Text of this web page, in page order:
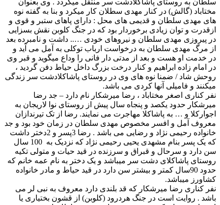
سلطان به روستای پاشاکلادشت سر منتقل میگردد . وی بعنوان
مختاباد (گالش) در کنار مهدی سطلان کار میکرد و بنا به گفته نوه
های مهدی سلطان و قدیمی های محل : دارای پاهای ستبر و قوی و
ازقدرت و توان زیادی برخوردار بود که در جنگ کلوبن نقش بسزایی
در پیروزی مهدی سلطان و نیروهای خودی ….. داشت و نامبرده بعد
از مرگ مهدی سلطان به درخواست ارباب توکلی به آمل می آید و
در خدمت او هست و بعد از مدتی دار فانی را وداع میگوید و قبر وی
در امام زاده ابراهیم و کنار درخت بزرگ داخل حیاط دفن گردید ،
روحش شاد / ضمنا نوه های وی در روستای پاشاکلادشت سر زندگی
میکنند و فامیلی آنها کردی می باشد.
نفر کناری اصغر مختاباد ، رضا میرشکار نام دارد – جد رضا
میرشکار حدود یکصد و پنجاه سال پیش از روستای نوا لاریجان به
اجوارکلا و … به پاشاکلا مهاجرت می نمایند. رضا از تک تیرندازان
معروف آمل و افسر مخصوص مهدی سلطان در زمان خود بود و جد
خانواده رحیمی نژاد و رضایی می باشد . رضا 3پسر و 2دختر داشت
که یک پسر بنام مشهدی یحیی رحیمی نژاد که نزدیک به 100 سال
سن دارد و سرحال و قبراق و سرزنده در قید حیات و متولی تکیه
روستای پاشاکلای دشت سر میباشد و یک دختر به نام عمه خانم که
حدود 90سال کمتر و بیشتر سن دارد در قید حیاط و مادر خانواده
کشاورز میباشد.
نفر کناری رضا میرشکار که قد بلندی دارد معروف به نبی لر می
باشد . روایت است در جنگ هردرود (کلوبن) از قشون بختیاری یا